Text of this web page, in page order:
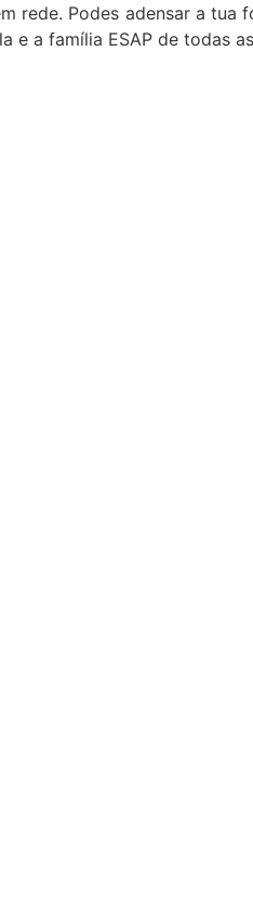
rede. Podes adensar a
a família ESAP de todas